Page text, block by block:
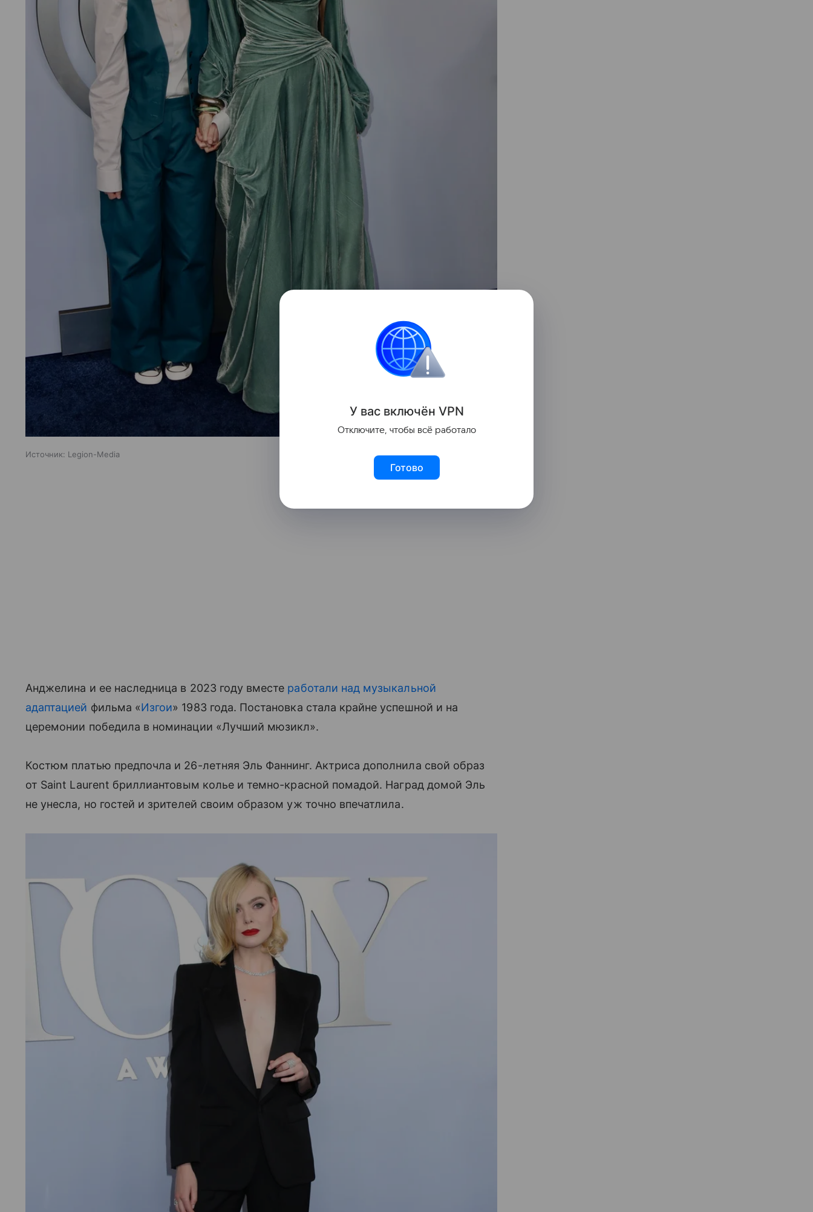
Источник: Legion-Media
Анджелина и ее наследница в 2023 году вместе работали над музыкальной
адаптацией фильма «Изгои» 1983 года. Постановка стала крайне успешной и на
церемонии победила в номинации «Лучший мюзикл».
Костюм платью предпочла и 26-летняя Эль Фаннинг. Актриса дополнила свой образ
от Saint Laurent бриллиантовым колье и темно-красной помадой. Наград домой Эль
не унесла, но гостей и зрителей своим образом уж точно впечатлила.
У вас включён VPN
Отключите, чтобы всё работало
Готово